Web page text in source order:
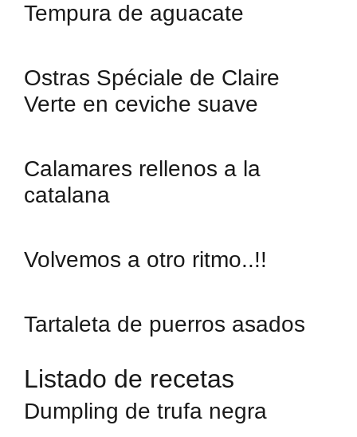
Tempura de aguacate
Ostras Spéciale de Claire
Verte en ceviche suave
Calamares rellenos a la
catalana
Volvemos a otro ritmo..!!
Tartaleta de puerros asados
Listado de recetas
Dumpling de trufa negra